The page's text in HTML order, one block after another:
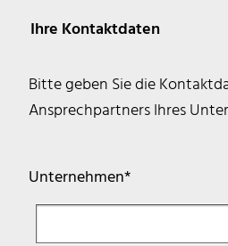
Ihre Kontaktdaten
Bitte geben Sie die
Ansprechpartners Ihres
Pflichtfeld
Unternehmen*